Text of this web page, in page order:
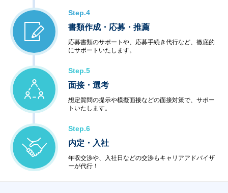
Step.4
書類作成・応募・推薦
応募書類のサポートや、応募手続き代行など、徹底的
にサポートいたします。
Step.5
面接・選考
想定質問の提示や模擬面接などの面接対策で、サポー
トいたします。
Step.6
内定・入社
年収交渉や、入社日などの交渉もキャリアアドバイザ
ーが代行！